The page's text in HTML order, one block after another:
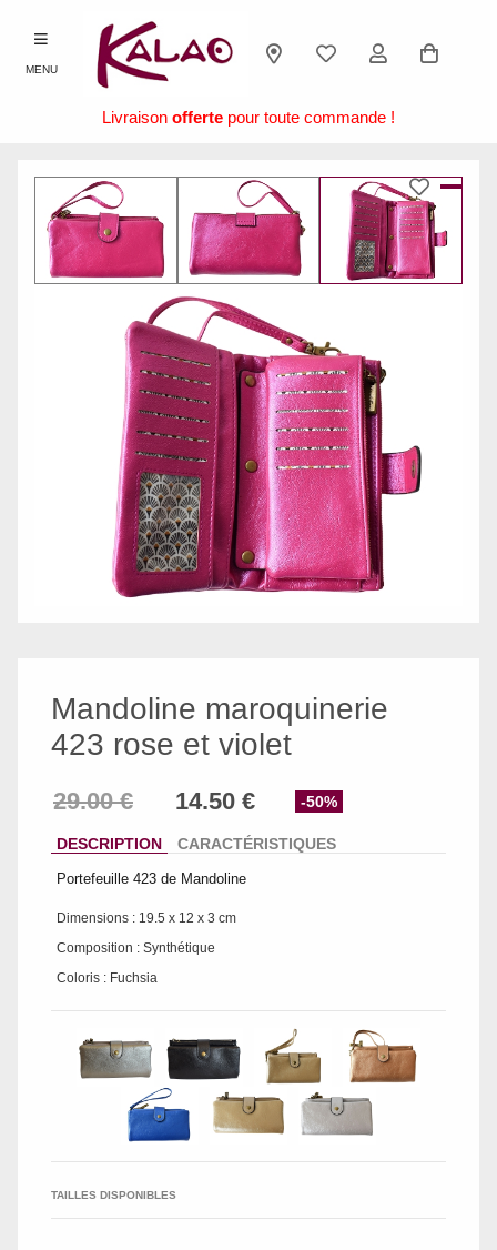
MENU
Livraison offerte pour toute commande !
Mandoline maroquinerie
423 rose et violet
-50%
DESCRIPTION CARACTÉRISTIQUES
Portefeuille 423 de Mandoline
Dimensions : 19.5 x 12 x 3 cm
Composition : Synthétique
Coloris : Fuchsia
TAILLES DISPONIBLES